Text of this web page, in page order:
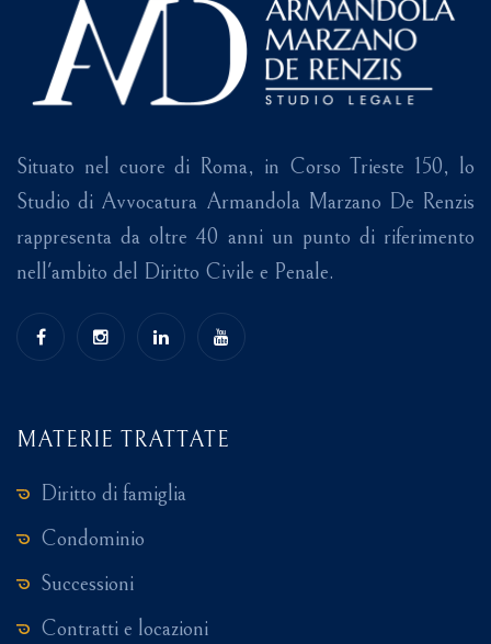
Situato nel cuore di Roma, in Corso Trieste 150, lo
Studio di Avvocatura Armandola Marzano De Renzis
rappresenta da oltre 40 anni un punto di riferimento
nell'ambito del Diritto Civile e Penale.
MATERIE TRATTATE
Diritto di famiglia
Condominio
Successioni
Contratti e locazioni